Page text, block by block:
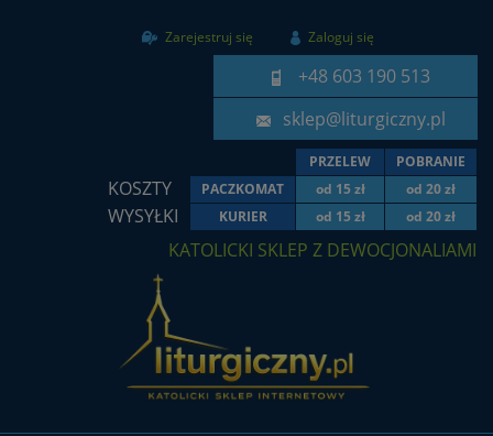
Zarejestruj się Zaloguj się
+48 603 190 513
sklep@liturgiczny.pl
PRZELEW POBRANIE
KOSZTY PACZKOMAT od 15 zł od 20 zł
WYSYŁKI KURIER od 15 zł od 20 zł
KATOLICKI SKLEP Z DEWOCJONALIAMI